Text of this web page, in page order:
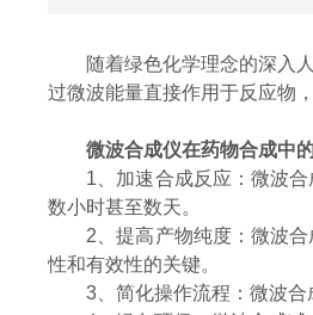
随着绿色化学理念的深入人
过微波能量直接作用于反应物
微波合成仪在药物合成中
1、加速合成反应：微波合
数小时甚至数天。
2、提高产物纯度：微波合
性和有效性的关键。
3、简化操作流程：微波合成